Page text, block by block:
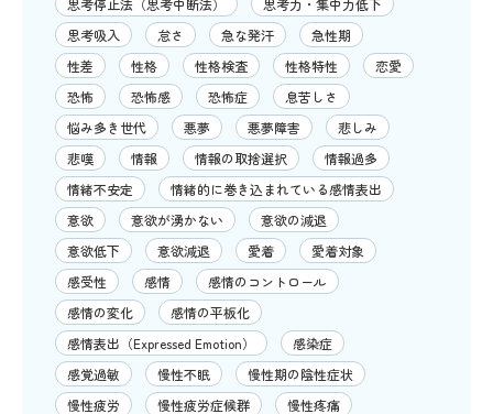
思考停止法（思考中断法）
思考力・集中力低下
思考吸入
怠さ 急な発汗
急性期
性差
性格 性格検査 性格特性
恋愛
恐怖
恐怖感 恐怖症
息苦しさ
悩み多き世代
悪夢 悪夢障害
悲しみ
悲嘆
情報 情報の取捨選択
情報過多
情緒不安定
情緒的に巻き込まれている感情表出
意欲
意欲が湧かない
意欲の減退
意欲低下
意欲減退 愛着
愛着対象
感受性
感情
感情のコントロール
感情の変化
感情の平板化
感情表出（Expressed Emotion）
感染症
感覚過敏
慢性不眠
慢性期の陰性症状
慢性疲労
慢性疲労症候群 慢性疼痛